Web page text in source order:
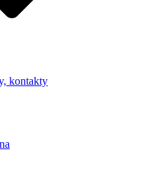
kontakty